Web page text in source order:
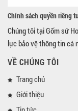
Chính sách quyền riêng
Chúng tôi tại Gốm sứ
lực bảo vệ thông tin cá
VỀ CHÚNG TÔI
Trang chủ
Giới thiệu